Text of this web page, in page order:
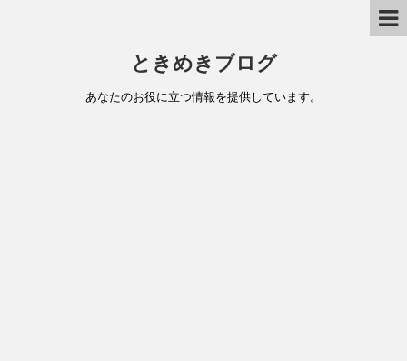
ときめきブログ
あなたのお役に立つ情報を提供しています。